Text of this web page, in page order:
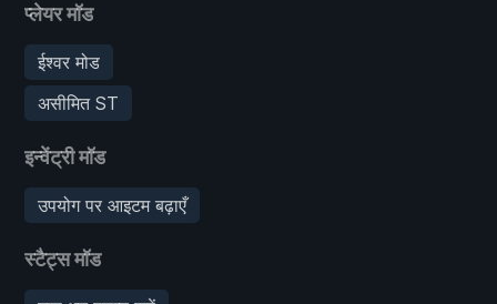
प्लेयर मॉड
ईश्वर मोड
असीमित ST
इन्वेंट्री मॉड
उपयोग पर आइटम बढ़ाएँ
स्टैट्स मॉड